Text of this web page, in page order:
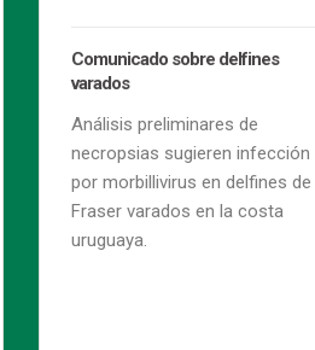
Movete en la Udelar: personas
inscriptas a las electivas del Área
Ya están disponibles los
resultados para el segundo
semestre de 2026.